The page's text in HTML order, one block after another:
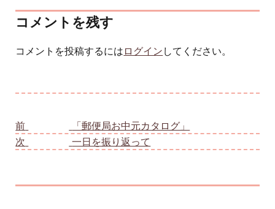
コメントを残す
コメントを投稿するには ログイン してください。
前
「郵便局お中元カタログ」
次
一日を振り返って